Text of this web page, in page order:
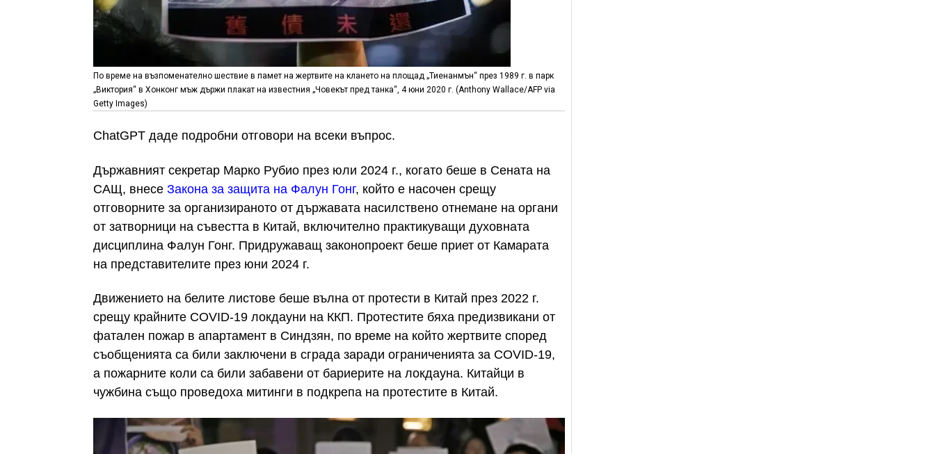
По време на възпоменателно шествие в памет на жертвите на клането на площад „Тиенанмън“ през 1989 г. в парк
„Виктория“ в Хонконг мъж държи плакат на известния „Човекът пред танка“, 4 юни 2020 г. (Anthony Wallace/AFP via
Getty Images)
ChatGPT даде подробни отговори на всеки въпрос.
Държавният секретар Марко Рубио през юли 2024 г., когато беше в Сената на
САЩ, внесе Закона за защита на Фалун Гонг, който е насочен срещу
отговорните за организираното от държавата насилствено отнемане на органи
от затворници на съвестта в Китай, включително практикуващи духовната
дисциплина Фалун Гонг. Придружаващ законопроект беше приет от Камарата
на представителите през юни 2024 г.
Движението на белите листове беше вълна от протести в Китай през 2022 г.
срещу крайните COVID-19 локдауни на ККП. Протестите бяха предизвикани от
фатален пожар в апартамент в Синдзян, по време на който жертвите според
съобщенията са били заключени в сграда заради ограниченията за COVID-19,
а пожарните коли са били забавени от бариерите на локдауна. Китайци в
чужбина също проведоха митинги в подкрепа на протестите в Китай.